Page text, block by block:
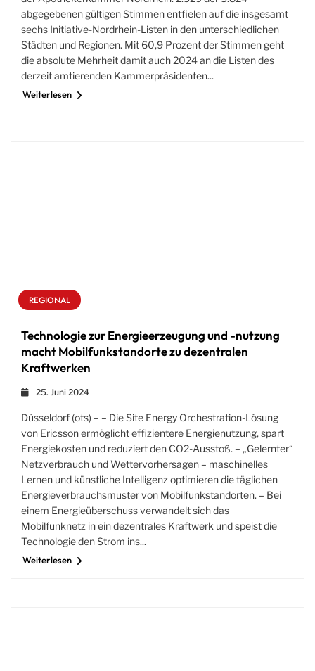
abgegebenen gültigen Stimmen entfielen auf die insgesamt
sechs Initiative-Nordrhein-Listen in den unterschiedlichen
Städten und Regionen. Mit 60,9 Prozent der Stimmen geht
die absolute Mehrheit damit auch 2024 an die Listen des
derzeit amtierenden Kammerpräsidenten...
Weiterlesen
REGIONAL
Technologie zur Energieerzeugung und -nutzung
macht Mobilfunkstandorte zu dezentralen
Kraftwerken
25. Juni 2024
Düsseldorf (ots) – – Die Site Energy Orchestration-Lösung
von Ericsson ermöglicht effizientere Energienutzung, spart
Energiekosten und reduziert den CO2-Ausstoß. – „Gelernter“
Netzverbrauch und Wettervorhersagen – maschinelles
Lernen und künstliche Intelligenz optimieren die täglichen
Energieverbrauchsmuster von Mobilfunkstandorten. – Bei
einem Energieüberschuss verwandelt sich das
Mobilfunknetz in ein dezentrales Kraftwerk und speist die
Technologie den Strom ins...
Weiterlesen